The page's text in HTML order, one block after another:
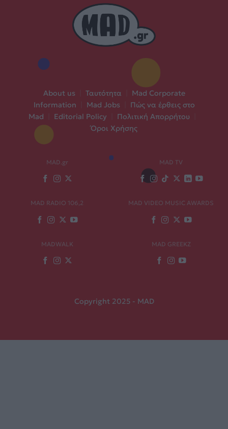
About us Ταυτότητα
Mad Corporate
Information
Mad Jobs
Πώς να έρθεις στο
Mad
Editorial Policy Πολιτική Απορρήτου
Όροι Χρήσης
MAD.gr MAD TV
MAD RADIO 106,2 MAD VIDEO MUSIC AWARDS
MADWALK MAD GREEKZ
Copyright 2025 - MAD